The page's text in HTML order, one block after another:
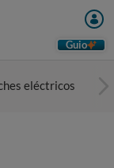
Guio
eléctricos